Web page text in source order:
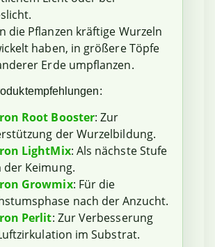
die Pflanzen kräftige Wurzeln
haben, in größere Töpfe
Erde umpflanzen.
Root Booster: Zur
der Wurzelbildung.
LightMix: Als nächste Stufe
der Keimung.
Growmix: Für die
nach der Anzucht.
Perlit: Zur Verbesserung
im Substrat.